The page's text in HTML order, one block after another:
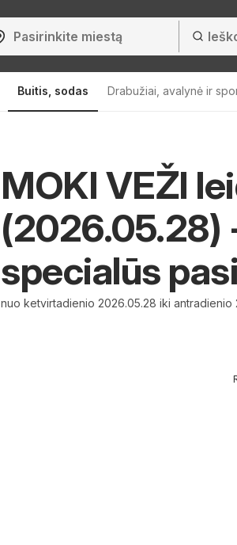
Buitis, sodas Drabužiai, avalynė ir
MOKI VEŽI
(2026.05.28)
specialūs
nuo ketvirtadienio 2026.05.28 iki antradienio